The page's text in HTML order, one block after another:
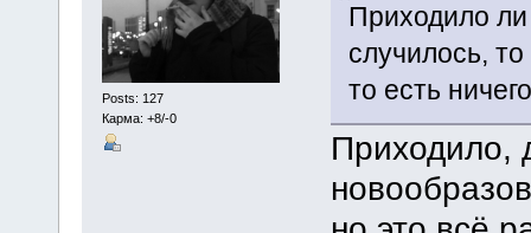
Posts: 127
Карма: +8/-0
Приходило ли
случилось,
то есть
Приходило,